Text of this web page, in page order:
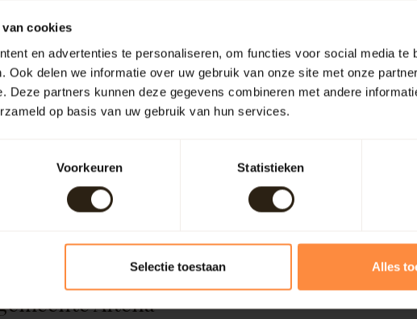
van cookies
en advertenties te personaliseren, om functies voor social media te
Ook delen we informatie over uw gebruik van onze site met onze
Deze partners kunnen deze gegevens combineren met andere
op basis van uw gebruik van hun services.
Voorkeuren Statistieken
Selectie toestaan Alles
Altena